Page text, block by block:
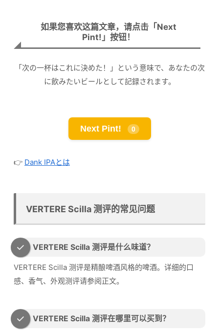
如果您喜欢这篇文章，请点击「Next
Pint!」按钮！
「次の一杯はこれに決めた！」という意味で、あなたの次
に飲みたいビールとして記録されます。
Next Pint! 0
👉 Dank IPAとは
VERTERE Scilla 测评的常见问题
VERTERE Scilla 测评是什么味道？
VERTERE Scilla 测评是精酿啤酒风格的啤酒。详细的口
感、香气、外观测评请参阅正文。
VERTERE Scilla 测评在哪里可以买到？